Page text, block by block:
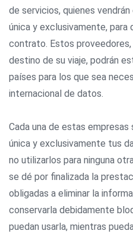
de servicios, quienes
única y exclusivamente,
contrato. Estos
destino de su viaje, podrán
países para los que sea
internacional de datos.
Cada una de estas
única y exclusivamente tus
no utilizarlos para ninguna
se dé por finalizada la
obligadas a eliminar la
conservarla debidamente
puedan usarla, mientras